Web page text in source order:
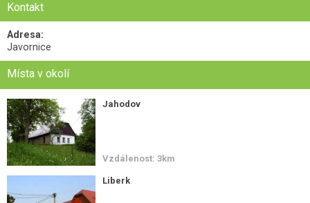
Kontakt
Adresa:
Javornice
Místa v okolí
Jahodov
Vzdálenost: 3km
Liberk